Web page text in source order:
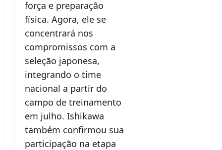
força e preparação
física. Agora, ele se
concentrará nos
compromissos com a
seleção japonesa,
integrando o time
nacional a partir do
campo de treinamento
em julho. Ishikawa
também confirmou sua
participação na etapa